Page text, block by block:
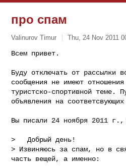
про спам
Valinurov Timur Thu, 24 Nov 2011
Всем привет.
Буду отключать от рассылки
сообщения не имеют
туристско-спортивной теме.
объявления на
Вы писали 24 ноября 2011
>   Добрый день!
> Извиняюсь за спам, но в
часть вещей, а именно: